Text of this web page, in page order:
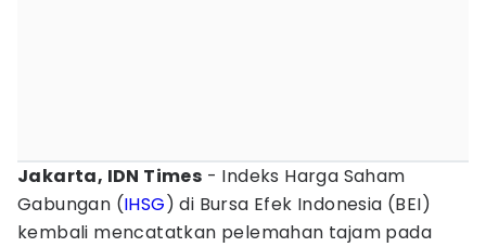
Jakarta, IDN Times - Indeks Harga Saham
Gabungan (IHSG) di Bursa Efek Indonesia (BEI)
kembali mencatatkan pelemahan tajam pada